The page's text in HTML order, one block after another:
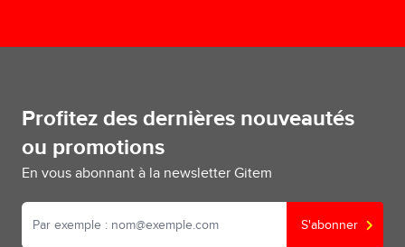
Profitez des dernières nouveautés
ou promotions
En vous abonnant à la newsletter Gitem
S'abonner